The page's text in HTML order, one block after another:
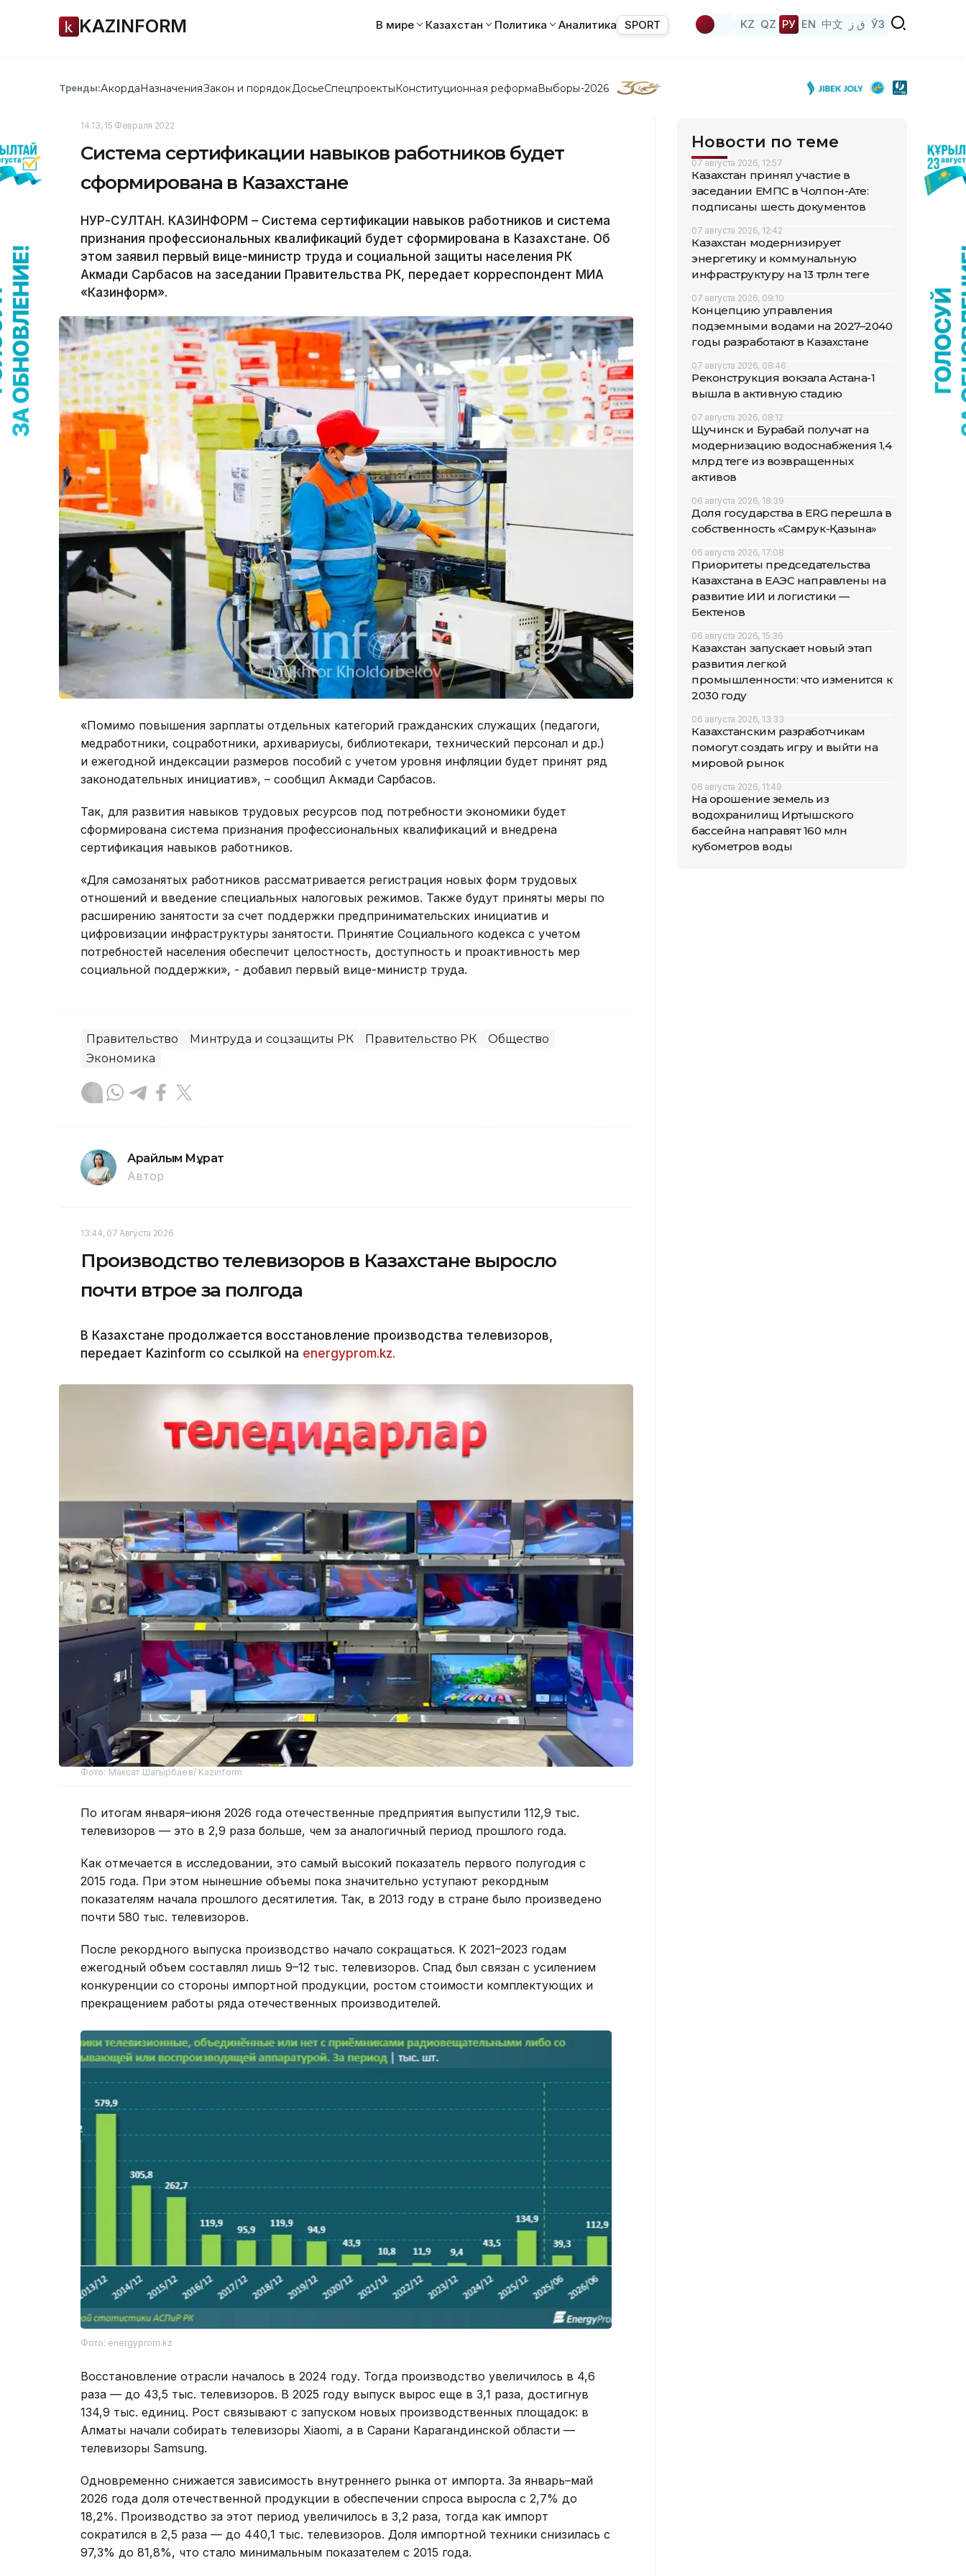
KAZINFORM В мире Казахстан Политика Аналитика SPORT KZ QZ РУ EN 中文 ق ز ЎЗ
Тренды:АкордаНазначенияЗакон и порядок ДосьеСпецпроектыКонституционная реформаВыборы-2026
14:13, 15 Февраля 2022
Система сертификации навыков работников будет
сформирована в Казахстане
НУР-СУЛТАН. КАЗИНФОРМ – Система сертификации навыков работников и система
признания профессиональных квалификаций будет сформирована в Казахстане. Об
этом заявил первый вице-министр труда и социальной защиты населения РК
Акмади Сарбасов на заседании Правительства РК, передает корреспондент МИА
«Казинформ».
«Помимо повышения зарплаты отдельных категорий гражданских служащих (педагоги,
медработники, соцработники, архивариусы, библиотекари, технический персонал и др.)
и ежегодной индексации размеров пособий с учетом уровня инфляции будет принят ряд
законодательных инициатив», – сообщил Акмади Сарбасов.
Так, для развития навыков трудовых ресурсов под потребности экономики будет
сформирована система признания профессиональных квалификаций и внедрена
сертификация навыков работников.
«Для самозанятых работников рассматривается регистрация новых форм трудовых
отношений и введение специальных налоговых режимов. Также будут приняты меры по
расширению занятости за счет поддержки предпринимательских инициатив и
цифровизации инфраструктуры занятости. Принятие Социального кодекса с учетом
потребностей населения обеспечит целостность, доступность и проактивность мер
социальной поддержки», - добавил первый вице-министр труда.
Правительство Минтруда и соцзащиты РК Правительство РК
Общество
Экономика
Арайлым Мұрат
Автор
13:44, 07 Августа 2026
Производство телевизоров в Казахстане выросло
почти втрое за полгода
В Казахстане продолжается восстановление производства телевизоров,
передает Kazinform со ссылкой на energyprom.kz.
Фото: Максат Шагырбаев/ Kazinform
По итогам января–июня 2026 года отечественные предприятия выпустили 112,9 тыс.
телевизоров — это в 2,9 раза больше, чем за аналогичный период прошлого года.
Как отмечается в исследовании, это самый высокий показатель первого полугодия с
2015 года. При этом нынешние объемы пока значительно уступают рекордным
показателям начала прошлого десятилетия. Так, в 2013 году в стране было произведено
почти 580 тыс. телевизоров.
После рекордного выпуска производство начало сокращаться. К 2021–2023 годам
ежегодный объем составлял лишь 9–12 тыс. телевизоров. Спад был связан с усилением
конкуренции со стороны импортной продукции, ростом стоимости комплектующих и
прекращением работы ряда отечественных производителей.
Фото: energyprom.kz
Восстановление отрасли началось в 2024 году. Тогда производство увеличилось в 4,6
раза — до 43,5 тыс. телевизоров. В 2025 году выпуск вырос еще в 3,1 раза, достигнув
134,9 тыс. единиц. Рост связывают с запуском новых производственных площадок: в
Алматы начали собирать телевизоры Xiaomi, а в Сарани Карагандинской области —
телевизоры Samsung.
Одновременно снижается зависимость внутреннего рынка от импорта. За январь–май
2026 года доля отечественной продукции в обеспечении спроса выросла с 2,7% до
18,2%. Производство за этот период увеличилось в 3,2 раза, тогда как импорт
сократился в 2,5 раза — до 440,1 тыс. телевизоров. Доля импортной техники снизилась с
97,3% до 81,8%, что стало минимальным показателем с 2015 года.
Новости по теме
07 августа 2026, 12:57
Казахстан принял участие в
заседании ЕМПС в Чолпон-Ате:
подписаны шесть документов
07 августа 2026, 12:42
Казахстан модернизирует
энергетику и коммунальную
инфраструктуру на 13 трлн теңге
07 августа 2026, 09:10
Концепцию управления
подземными водами на 2027–2040
годы разработают в Казахстане
07 августа 2026, 08:46
Реконструкция вокзала Астана-1
вышла в активную стадию
07 августа 2026, 08:12
Щучинск и Бурабай получат на
модернизацию водоснабжения 1,4
млрд теңге из возвращенных
активов
06 августа 2026, 18:39
Доля государства в ERG перешла в
собственность «Самрук-Қазына»
06 августа 2026, 17:08
Приоритеты председательства
Казахстана в ЕАЭС направлены на
развитие ИИ и логистики —
Бектенов
06 августа 2026, 15:36
Казахстан запускает новый этап
развития легкой
промышленности: что изменится к
2030 году
06 августа 2026, 13:33
Казахстанским разработчикам
помогут создать игру и выйти на
мировой рынок
06 августа 2026, 11:49
На орошение земель из
водохранилищ Иртышского
бассейна направят 160 млн
кубометров воды